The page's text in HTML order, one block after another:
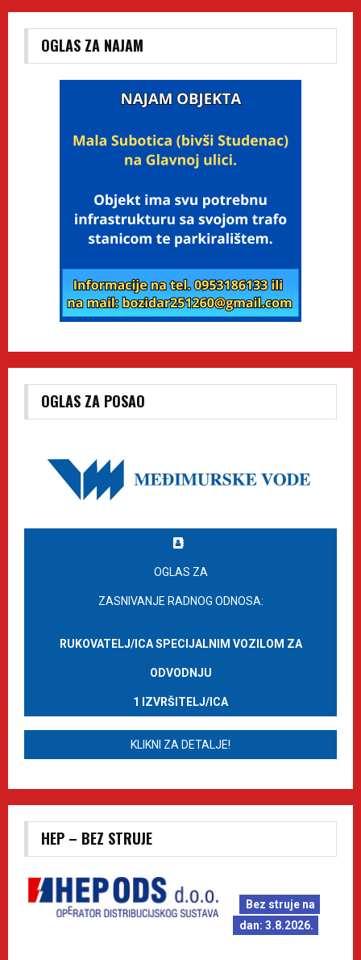
OGLAS ZA NAJAM
OGLAS ZA POSAO
OGLAS ZA
ZASNIVANJE RADNOG ODNOSA:
RUKOVATELJ/ICA SPECIJALNIM VOZILOM ZA
ODVODNJU
1 IZVRŠITELJ/ICA
KLIKNI ZA DETALJE!
HEP – BEZ STRUJE
Bez struje na
dan: 3.8.2026.